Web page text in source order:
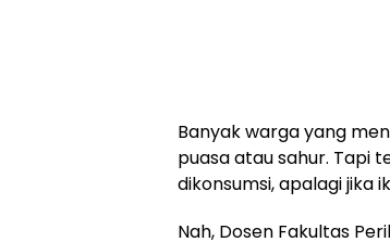
Banyak warga yang
puasa atau sahur. Tapi
dikonsumsi, apalagi jika
Nah, Dosen Fakultas